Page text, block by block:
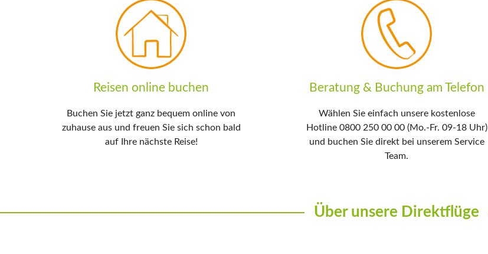
Reisen online buchen
Buchen Sie jetzt ganz bequem online von
zuhause aus und freuen Sie sich schon bald
auf Ihre nächste Reise!
Beratung & Buchung am Telefon
Wählen Sie einfach unsere kostenlose
Hotline 0800 250 00 00 (Mo.-Fr. 09-18 Uhr)
und buchen Sie direkt bei unserem Service
Team.
Über unsere Direktflüge